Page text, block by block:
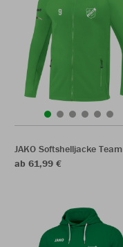
JAKO Softshelljacke Team
ab 61,99 €